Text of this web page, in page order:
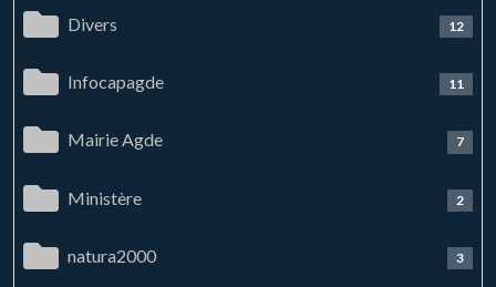
Divers 12
Infocapagde 11
Mairie Agde 7
Ministère 2
natura2000 3